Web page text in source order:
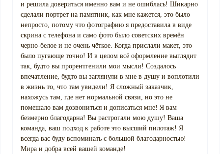
и решила довериться именно вам и не ошиблась! Шикарно
сделали портрет на памятник, как мне кажется, это было
непросто, потому что фотографию я предоставила в виде
скрина с телефона и само фото было советских времён
черно-белое и не очень чёткое. Когда прислали макет, это
было пугающе точно! И в целом всё оформление выглядит
так, будто вы прорентгенили мои мысли! Создалось
впечатление, будто вы заглянули в мне в душу и воплотили
в жизнь то, что там увидели! Я сложный заказчик,
нахожусь там, где нет нормальной связи, но это не
помешало вам дозвониться и дописаться мне! Я вам
безмерно благодарна! Вы растрогали мою душу! Ваша
команда, ваш подход к работе это высший пилотаж! Я
всегда вас буду вспоминать с большой благодарностью!
Мира и добра всей вашей команде!